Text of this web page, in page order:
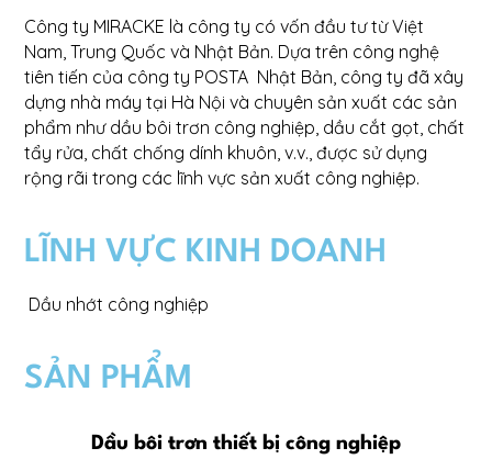
Công ty MIRACKE là công ty có vốn đầu tư từ Việt
Nam, Trung Quốc và Nhật Bản. Dựa trên công nghệ
tiên tiến của công ty POSTA Nhật Bản, công ty đã xây
dựng nhà máy tại Hà Nội và chuyên sản xuất các sản
phẩm như dầu bôi trơn công nghiệp, dầu cắt gọt, chất
tẩy rửa, chất chống dính khuôn, v.v., được sử dụng
rộng rãi trong các lĩnh vực sản xuất công nghiệp.
LĨNH VỰC KINH DOANH
Dầu nhớt công nghiệp
SẢN PHẨM
Dầu bôi trơn thiết bị công nghiệp